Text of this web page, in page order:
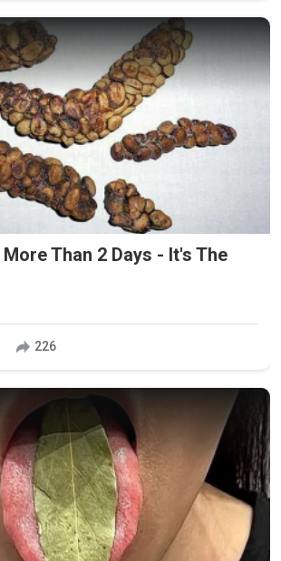
Than 2 Days - It's The
226